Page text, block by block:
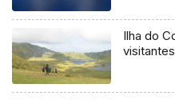
Ilha do